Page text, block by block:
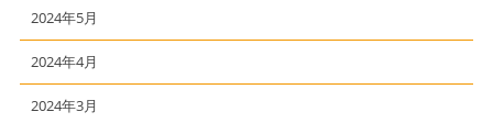
2024年5月
2024年4月
2024年3月